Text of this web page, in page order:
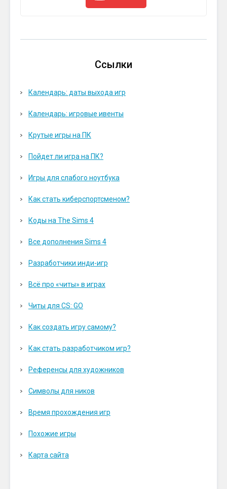
Ссылки
Календарь: даты выхода игр
Календарь: игровые ивенты
Крутые игры на ПК
Пойдет ли игра на ПК?
Игры для слабого ноутбука
Как стать киберспортсменом?
Коды на The Sims 4
Все дополнения Sims 4
Разработчики инди-игр
Всё про «читы» в играх
Читы для CS: GO
Как создать игру самому?
Как стать разработчиком игр?
Референсы для художников
Символы для ников
Время прохождения игр
Похожие игры
Карта сайта